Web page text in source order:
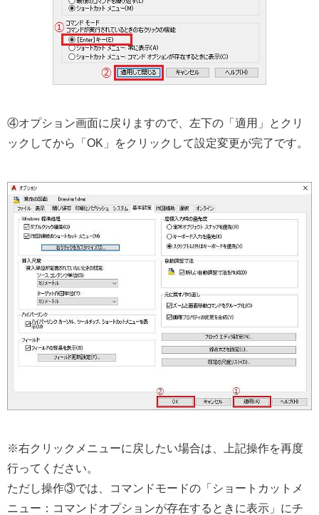
④オプション画面に戻りますので、左下の「適用」とクリ
ックしてから「OK」をクリックして設定変更が完了です。
※右クリックメニューに戻したい場合は、上記操作を再度
行ってください。
ただし操作③では、コマンドモードの「ショートカットメ
ニュー：コマンドオプションが存在するときに表示」にチ